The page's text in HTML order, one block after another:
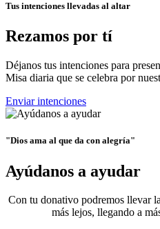
Tus intenciones llevadas al altar
Rezamos por tí
Déjanos tus intenciones para
Misa diaria que se celebra por
Enviar intenciones
"Dios ama al que da con alegría"
Ayúdanos a ayudar
Con tu donativo podremos llevar
más lejos, llegando a